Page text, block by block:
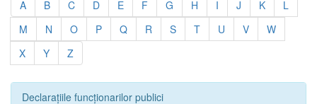
A B C D E F G H I J K
L
M
N O P Q R S T U V
W
X
Y Z
Declarațiile funcționarilor publici